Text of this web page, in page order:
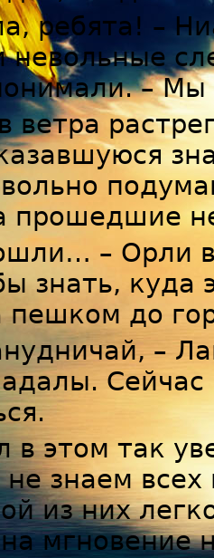
ребята! –
–
ветра
прошедшие
– Орли
знать,
до
–
в этом так
знаем
из них
мгновение